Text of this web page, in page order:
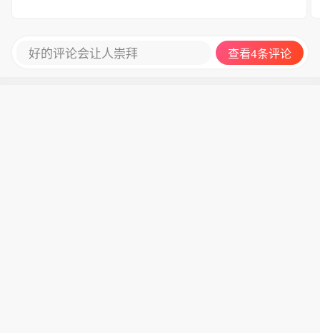
好的评论会让人崇拜 查看4条评论